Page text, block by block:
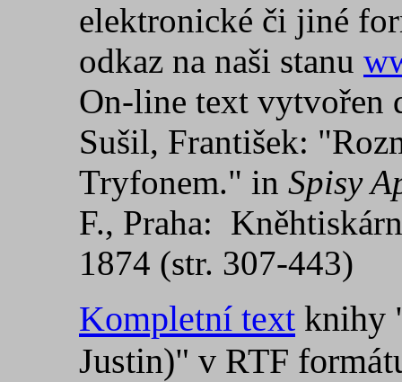
elektronické či jiné
odkaz na naši stanu
On-line text vytvořen
Sušil, František:
Tryfonem." in Spisy
F., Praha:
1874 (str. 307-443)
Kompletní text knihy
Justin)" v RTF